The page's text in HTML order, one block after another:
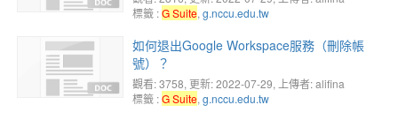
標籤 :G Suite, g.nccu.edu.tw
如何退出Google Workspace服務（刪除帳
號）？
觀看: 3758, 更新: 2022-07-29, 上傳者: alifina
標籤 :G Suite, g.nccu.edu.tw